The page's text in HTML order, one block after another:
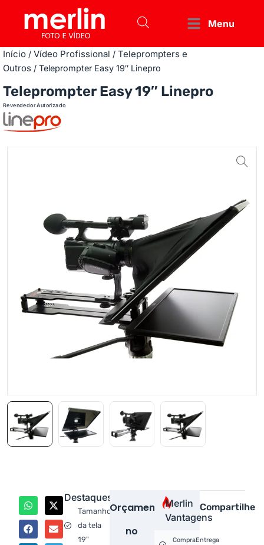
Menu
Início / Vídeo Profissional / Teleprompters e
Outros / Teleprompter Easy 19″ Linepro
Teleprompter Easy 19″ Linepro
Revendedor Autorizado
Destaques
Tamanho
da tela
19"
Orçamento
no
Compartilhe
Merlin
Vantagens
CompraEntrega